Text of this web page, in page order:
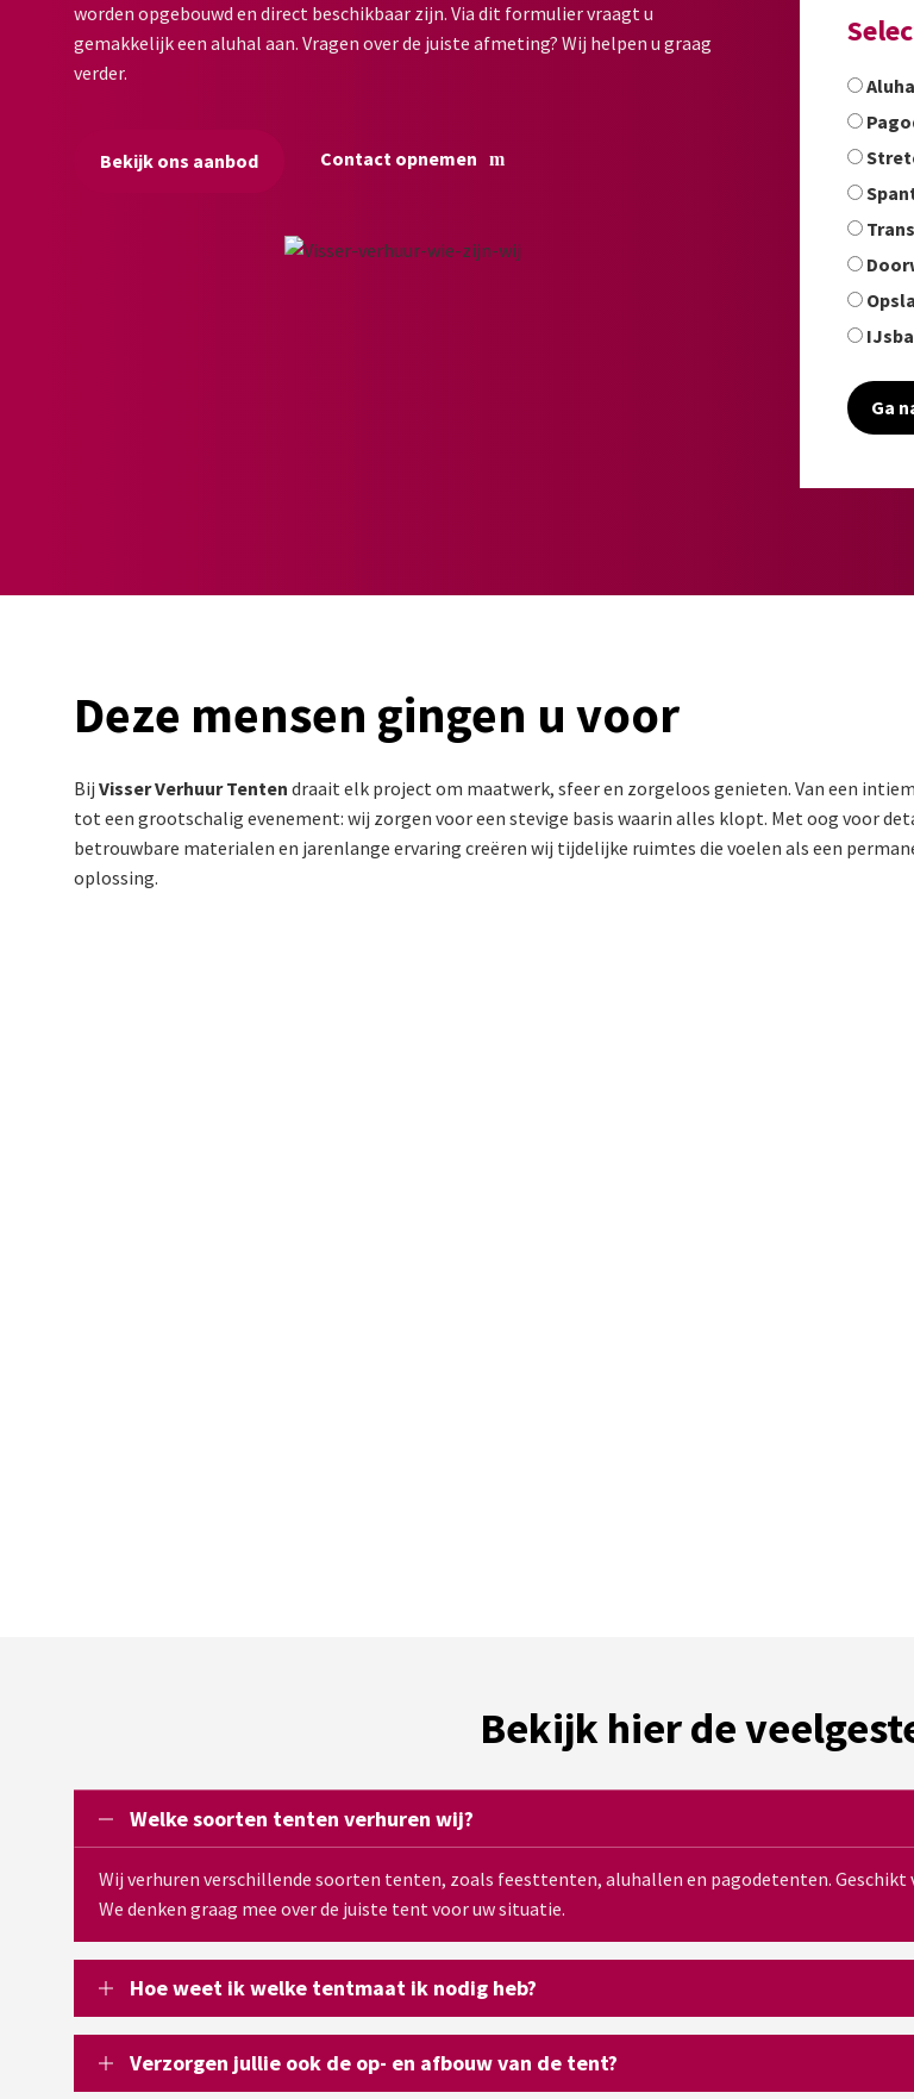
worden opgebouwd en direct beschikbaar zijn. Via dit formulier vraagt u
gemakkelijk een aluhal aan. Vragen over de juiste afmeting? Wij helpen u graag
verder.
Bekijk ons aanbod Contact opnemen
Ga
Deze mensen gingen u voor
Bij Visser Verhuur Tenten draait elk project om maatwerk, sfeer en zorgeloos genieten. Van een
tot een grootschalig evenement: wij zorgen voor een stevige basis waarin alles klopt. Met oog voor
betrouwbare materialen en jarenlange ervaring creëren wij tijdelijke ruimtes die voelen als een
oplossing.
Bekijk hier de
Welke soorten tenten verhuren wij?
Wij verhuren verschillende soorten tenten, zoals feesttenten, aluhallen en pagodetenten.
We denken graag mee over de juiste tent voor uw situatie.
Hoe weet ik welke tentmaat ik nodig heb?
Verzorgen jullie ook de op- en afbouw van de tent?